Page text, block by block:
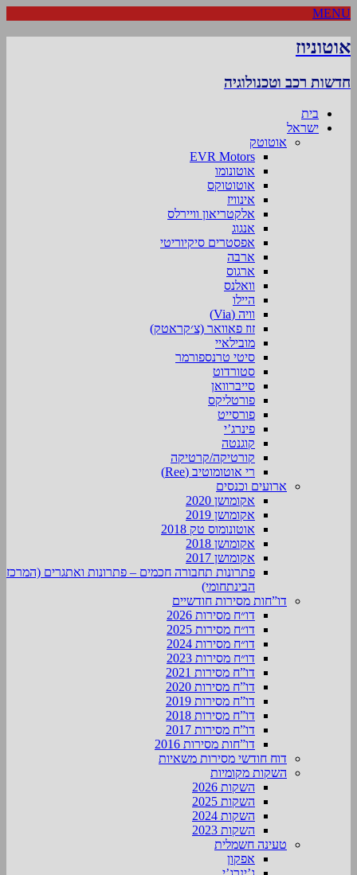
MENU
אוטוניוז
חדשות רכב וטכנולוגיה
בית
ישראל
אוטוטק
EVR Motors
אוטונומו
אוטוטוקס
אינוויז
אלקטריאון וויירלס
אנגוג
אפסטרים סיקיוריטי
ארבה
ארגוס
וואלנס
היילו
וויה (Via)
זוז פאוואר (צ׳קראטק)
מובילאיי
סיטי טרנספורמר
סטורדוט
סייברוואן
פורטליקס
פורסייט
פינרג’י
קוגנטה
קורטיקה/קרטיקה
רי אוטומוטיב (Ree)
ארועים וכנסים
אקומושן 2020
אקומושן 2019
אוטונומוס טק 2018
אקומושן 2018
אקומושן 2017
פתרונות תחבורה חכמים – פתרונות ואתגרים (המרכז
הבינתחומי)
דו”חות מסירות חודשיים
דו״ח מסירות 2026
דו״ח מסירות 2025
דו״ח מסירות 2024
דו״ח מסירות 2023
דו”ח מסירות 2021
דו”ח מסירות 2020
דו”ח מסירות 2019
דו”ח מסירות 2018
דו”ח מסירות 2017
דו”חות מסירות 2016
דוח חודשי מסירות משאיות
השקות מקומיות
השקות 2026
השקות 2025
השקות 2024
השקות 2023
טעינה חשמלית
אפקון